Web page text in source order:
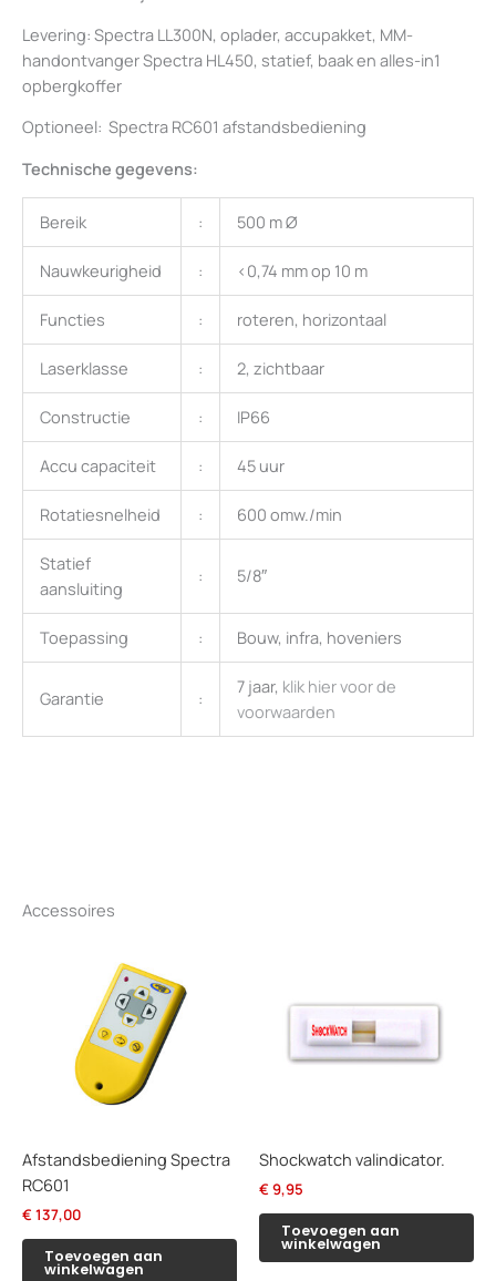
Levering: Spectra LL300N, oplader, accupakket, MM-
handontvanger Spectra HL450, statief, baak en alles-in1
opbergkoffer
Optioneel: Spectra RC601 afstandsbediening
Technische gegevens:
Bereik : 500 m Ø
Nauwkeurigheid : <0,74 mm op 10 m
Functies : roteren, horizontaal
Laserklasse : 2, zichtbaar
Constructie : IP66
Accu capaciteit : 45 uur
Rotatiesnelheid : 600 omw./min
Statief
aansluiting
: 5/8″
Toepassing : Bouw, infra, hoveniers
Garantie :
7 jaar, klik hier voor de
voorwaarden
Accessoires
Afstandsbediening Spectra
RC601
€ 137,00
Toevoegen aan
winkelwagen
Shockwatch valindicator.
€ 9,95
Toevoegen aan
winkelwagen